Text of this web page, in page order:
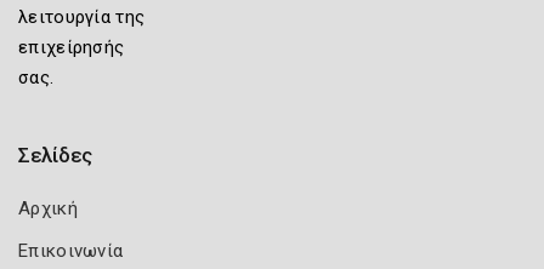
λειτουργία της
επιχείρησής
σας.
Σελίδες
Αρχική
Επικοινωνία